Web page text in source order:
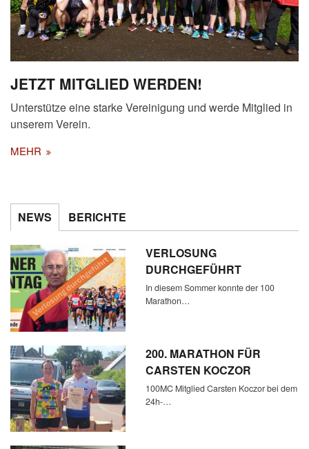
JETZT MITGLIED WERDEN!
Unterstütze eine starke Vereinigung und werde Mitglied in
unserem Verein.
MEHR
NEWS BERICHTE
VERLOSUNG
DURCHGEFÜHRT
In diesem Sommer konnte der 100
Marathon…
200. MARATHON FÜR
CARSTEN KOCZOR
100MC Mitglied Carsten Koczor bei dem
24h-…